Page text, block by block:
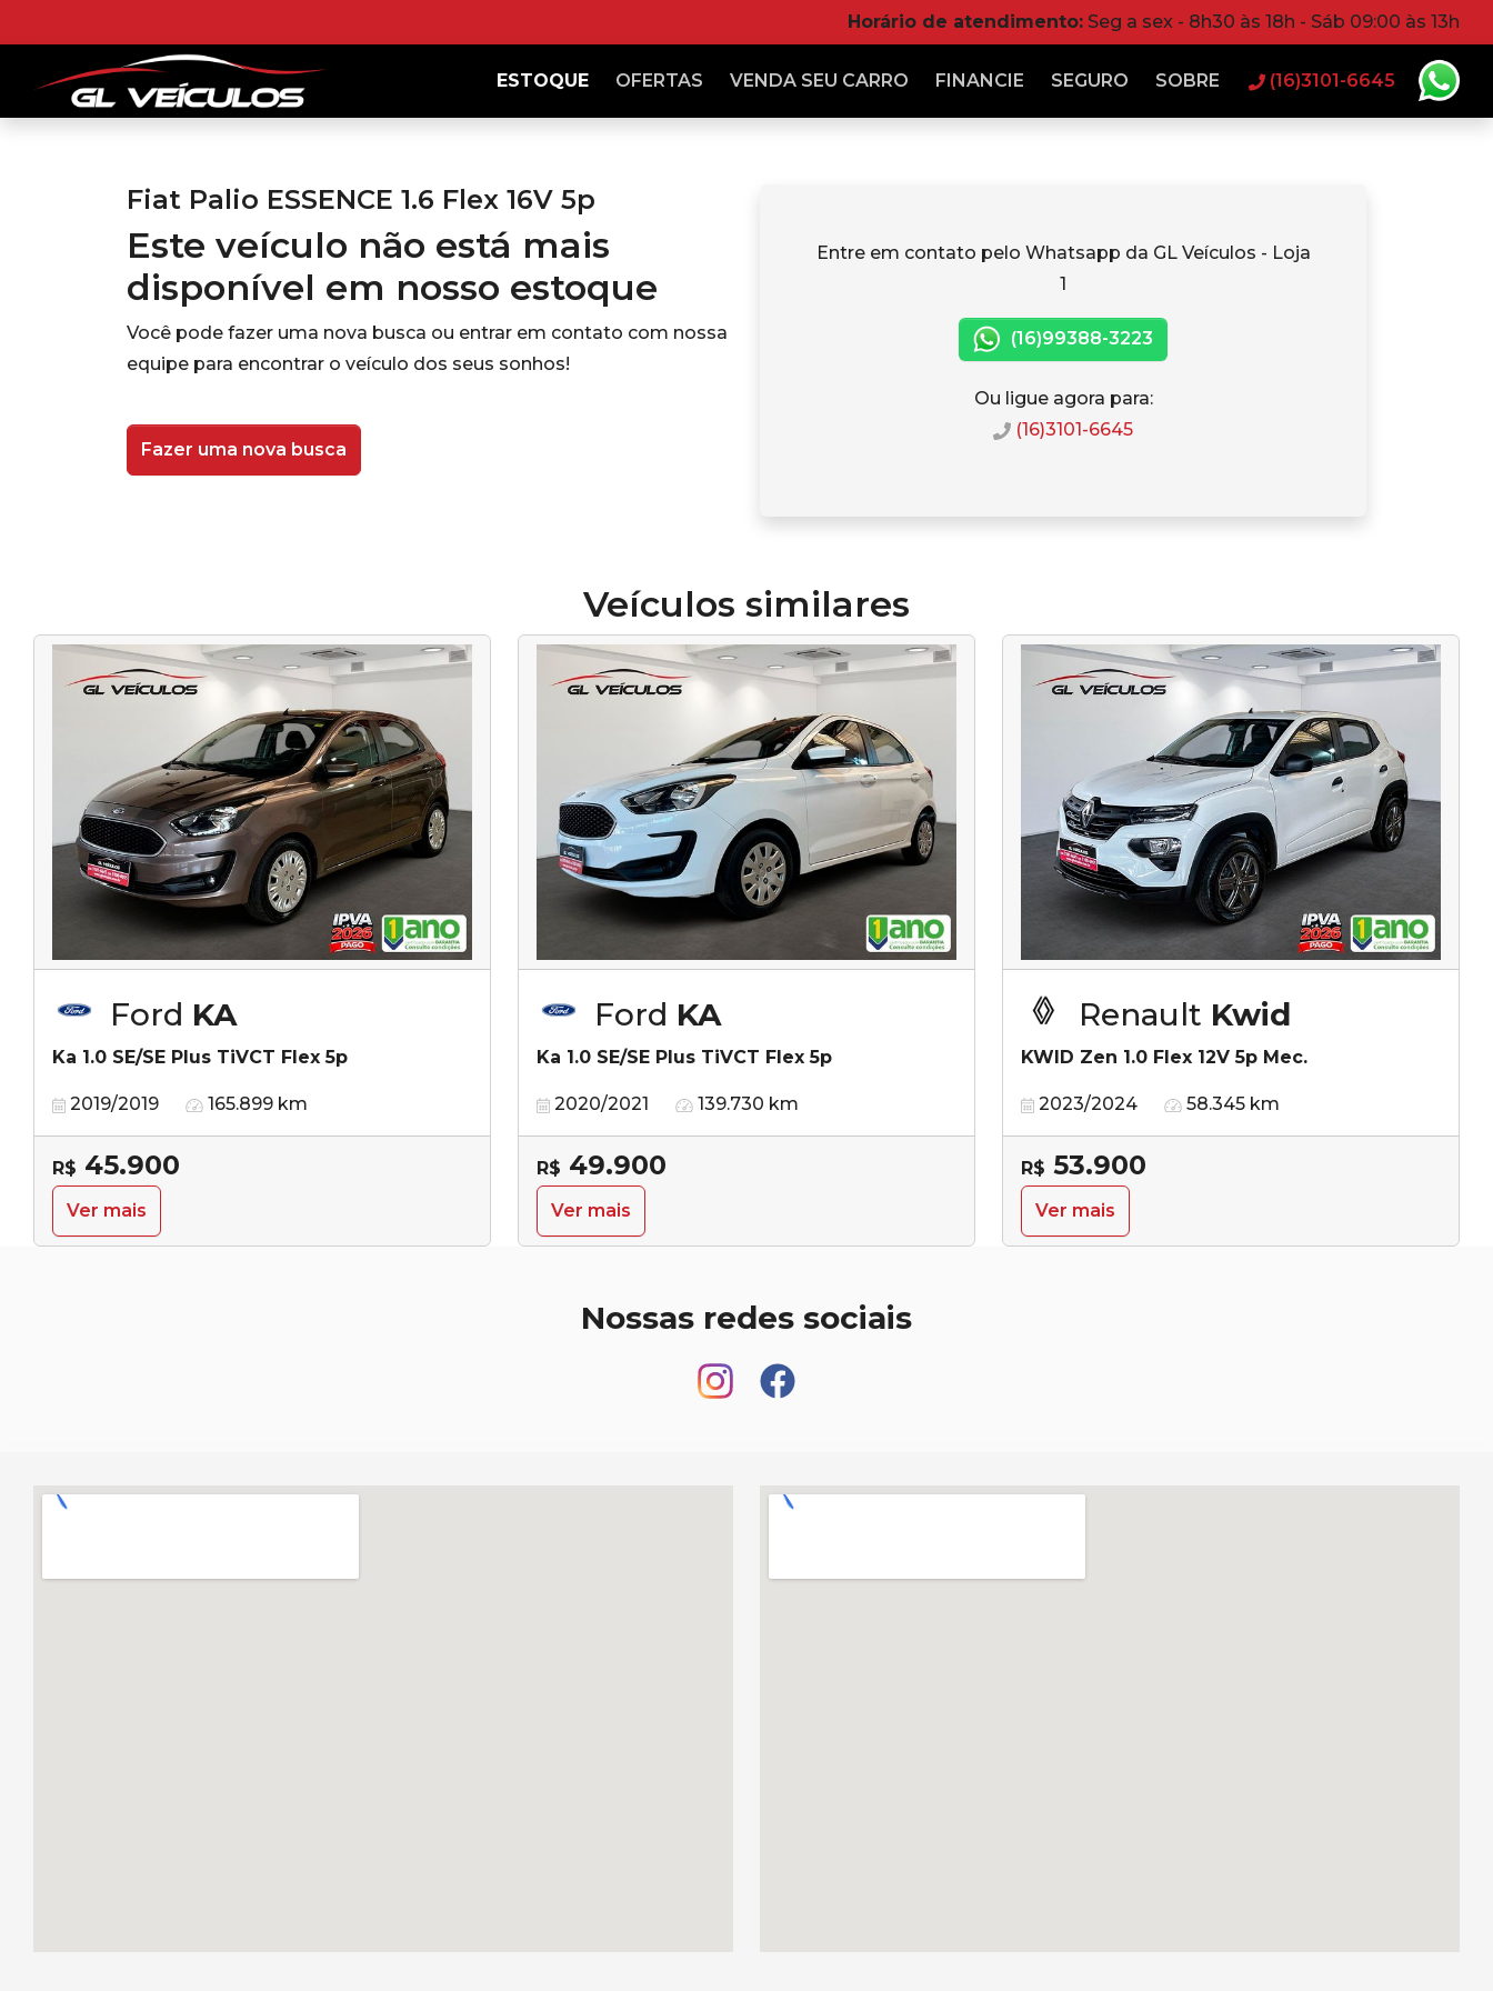
Horário de atendimento: Seg a sex - 8h30 às 18h - Sáb 09:00 às 13h
ESTOQUE OFERTAS VENDA SEU CARRO FINANCIE SEGURO SOBRE (16)3101-6645
Fiat Palio ESSENCE 1.6 Flex 16V 5p
Este veículo não está mais
disponível em nosso estoque
Você pode fazer uma nova busca ou entrar em contato com nossa
equipe para encontrar o veículo dos seus sonhos!
Fazer uma nova busca
Entre em contato pelo Whatsapp da GL Veículos - Loja
1
(16)99388-3223
Ou ligue agora para:
(16)3101-6645
Veículos similares
Ford KA
Ka 1.0 SE/SE Plus TiVCT Flex 5p
2019/2019 165.899 km
R$ 45.900
Ver mais
Ford KA
Ka 1.0 SE/SE Plus TiVCT Flex 5p
2020/2021 139.730 km
R$ 49.900
Ver mais
Renault Kwid
KWID Zen 1.0 Flex 12V 5p Mec.
2023/2024 58.345 km
R$ 53.900
Ver mais
Nossas redes sociais